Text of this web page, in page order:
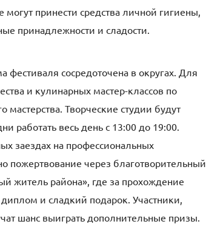
принести средства личной гигиены,
принадлежности и сладости.
фестиваля сосредоточена в округах. Для
и кулинарных мастер-классов по
мастерства. Творческие студии будут
работать весь день с 13:00 до 19:00.
заездах на профессиональных
пожертвование через благотворительный
житель района», где за прохождение
и сладкий подарок. Участники,
шанс выиграть дополнительные призы.